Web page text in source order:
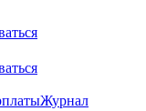
Журнал